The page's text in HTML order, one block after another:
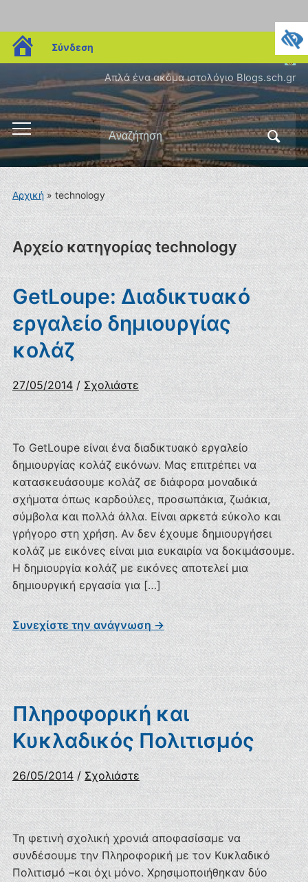
blogs.sch.gr
Σύνδεση
Απλά ένα ακόμα ιστολόγιο Blogs.sch.gr
Εναλλαγή
του
μενού
για
κινητά
Αναζήτηση
για:
Αρχική» technology
Αρχείο κατηγορίαςtechnology
GetLoupe: Διαδικτυακό
εργαλείο δημιουργίας
κολάζ
27/05/2014 /Σχολιάστε
Το GetLoupe είναι ένα διαδικτυακό εργαλείο
δημιουργίας κολάζ εικόνων. Μας επιτρέπει να
κατασκευάσουμε κολάζ σε διάφορα μοναδικά
σχήματα όπως καρδούλες, προσωπάκια, ζωάκια,
σύμβολα και πολλά άλλα. Είναι αρκετά εύκολο και
γρήγορο στη χρήση. Αν δεν έχουμε δημιουργήσει
κολάζ με εικόνες είναι μια ευκαιρία να δοκιμάσουμε.
Η δημιουργία κολάζ με εικόνες αποτελεί μια
δημιουργική εργασία για […]
Συνεχίστε την ανάγνωση →
Πληροφορική και
Κυκλαδικός Πολιτισμός
26/05/2014 /Σχολιάστε
Τη φετινή σχολική χρονιά αποφασίσαμε να
συνδέσουμε την Πληροφορική με τον Κυκλαδικό
Πολιτισμό –και όχι μόνο. Χρησιμοποιήθηκαν δύο